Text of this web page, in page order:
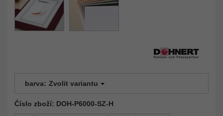
barva: Zvolit variantu
Číslo zboží: DOH-P6000-SZ-H